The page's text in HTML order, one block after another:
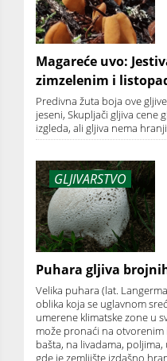
Magareće uvo:
zimzelenim i
Predivna žuta boja ove
jeseni, Skupljači gljiva cene
izgleda, ali gljiva nema
GLJIVARSTVO
Puhara gljiva
Velika puhara (lat.
oblika koja se uglavnom
umerene klimatske zone u
može pronaći na
bašta, na livadama,
gde je zemljište izdašno